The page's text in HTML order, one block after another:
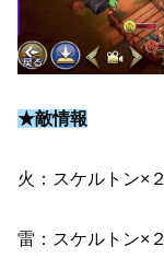
★敵情報
火：スケルトン×２
雷：スケルトン×２